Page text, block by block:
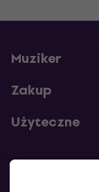
Muziker
Zakup
Użyteczne